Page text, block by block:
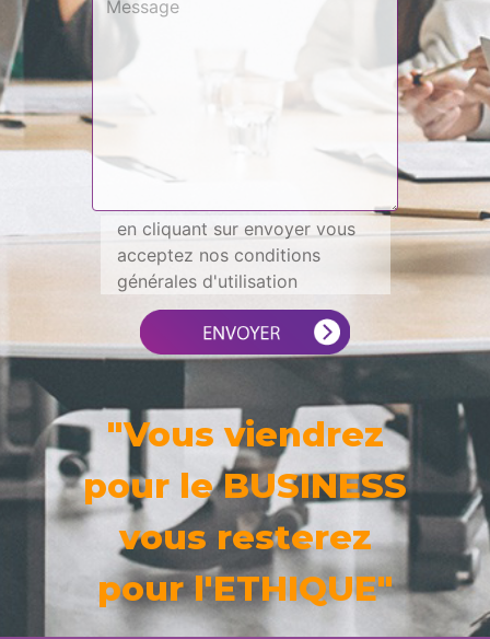
en cliquant sur envoyer vous
acceptez nos conditions
générales d'utilisation
"Vous viendrez
pour le BUSINESS
vous resterez
pour l'ETHIQUE"